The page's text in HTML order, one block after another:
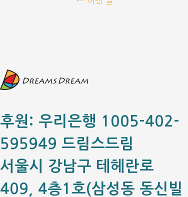
후원: 우리은행 1005-402-
595949 드림스드림
서울시 강남구 테헤란로
409, 4층1호(삼성동 동신빌